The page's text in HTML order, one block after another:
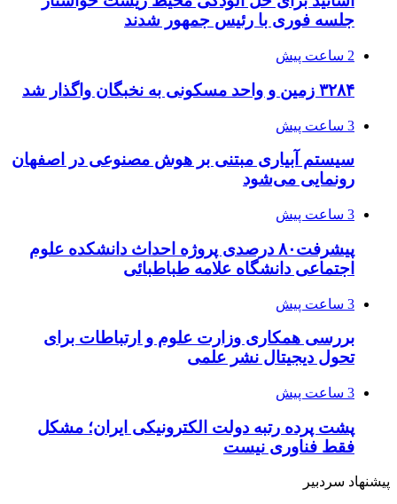
جلسه فوری با رئیس جمهور شدند
2 ساعت پیش
۳۲۸۴ زمین و واحد مسکونی به نخبگان واگذار شد
3 ساعت پیش
سیستم آبیاری مبتنی بر هوش مصنوعی در اصفهان
رونمایی می‌شود
3 ساعت پیش
پیشرفت۸۰ درصدی پروژه احداث دانشکده علوم
اجتماعی دانشگاه علامه طباطبائی
3 ساعت پیش
بررسی همکاری وزارت علوم و ارتباطات برای
تحول دیجیتال نشر علمی
3 ساعت پیش
پشت پرده رتبه دولت الکترونیکی ایران؛ مشکل
فقط فناوری نیست
پیشنهاد سردبیر